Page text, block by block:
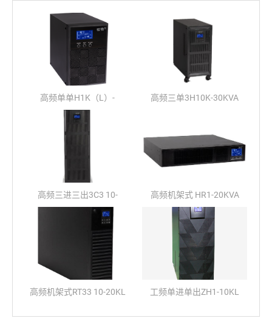
高频单单H1K（L）-
H10K(L)
高频三单3H10K-30KVA
高频三进三出3C3 10- 高频机架式 HR1-20KVA
高频机架式RT33 10-20KL 工频单进单出ZH1-10KL